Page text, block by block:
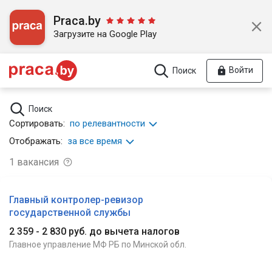
Praca.by
Загрузите на Google Play
Поиск Войти
Поиск
Сортировать: по релевантности
Отображать: за все время
1 вакансия
Главный контролер-ревизор
государственной службы
2 359 - 2 830 руб. до вычета налогов
Главное управление МФ РБ по Минской обл.